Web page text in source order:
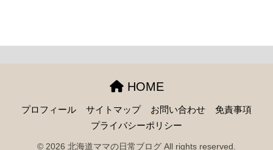
HOME
プロフィール サイトマップ お問い合わせ
免責事項
プライバシーポリシー
© 2026 北海道ママの日常ブログ All rights reserved.